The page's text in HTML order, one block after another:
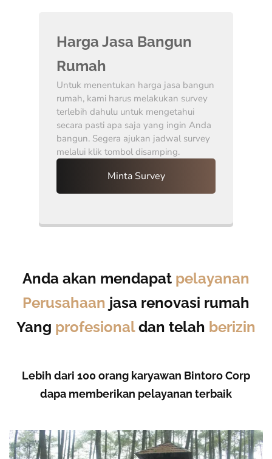
Harga Jasa Bangun
Rumah
Untuk menentukan harga jasa bangun
rumah, kami harus melakukan survey
terlebih dahulu untuk mengetahui
secara pasti apa saja yang ingin Anda
bangun. Segera ajukan jadwal survey
melalui klik tombol disamping.
Minta Survey
Anda akan mendapat pelayanan
Perusahaan jasa renovasi rumah
Yang profesionaldan telah berizin
Lebih dari 100 orang karyawan Bintoro Corp
dapa memberikan pelayanan terbaik